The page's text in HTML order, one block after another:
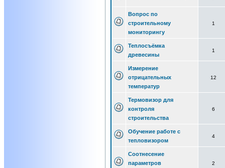
Вопрос по
строительному
мониторингу
1
Теплосъёмка
древесины
1
Измерение
отрицательных
температур
12
Термовизор для
контроля
строительства
6
Обучение работе с
тепловизором
4
Соотнесение
параметров
2